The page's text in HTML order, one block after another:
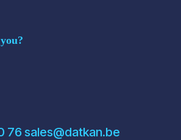
76 sales@datkan.be